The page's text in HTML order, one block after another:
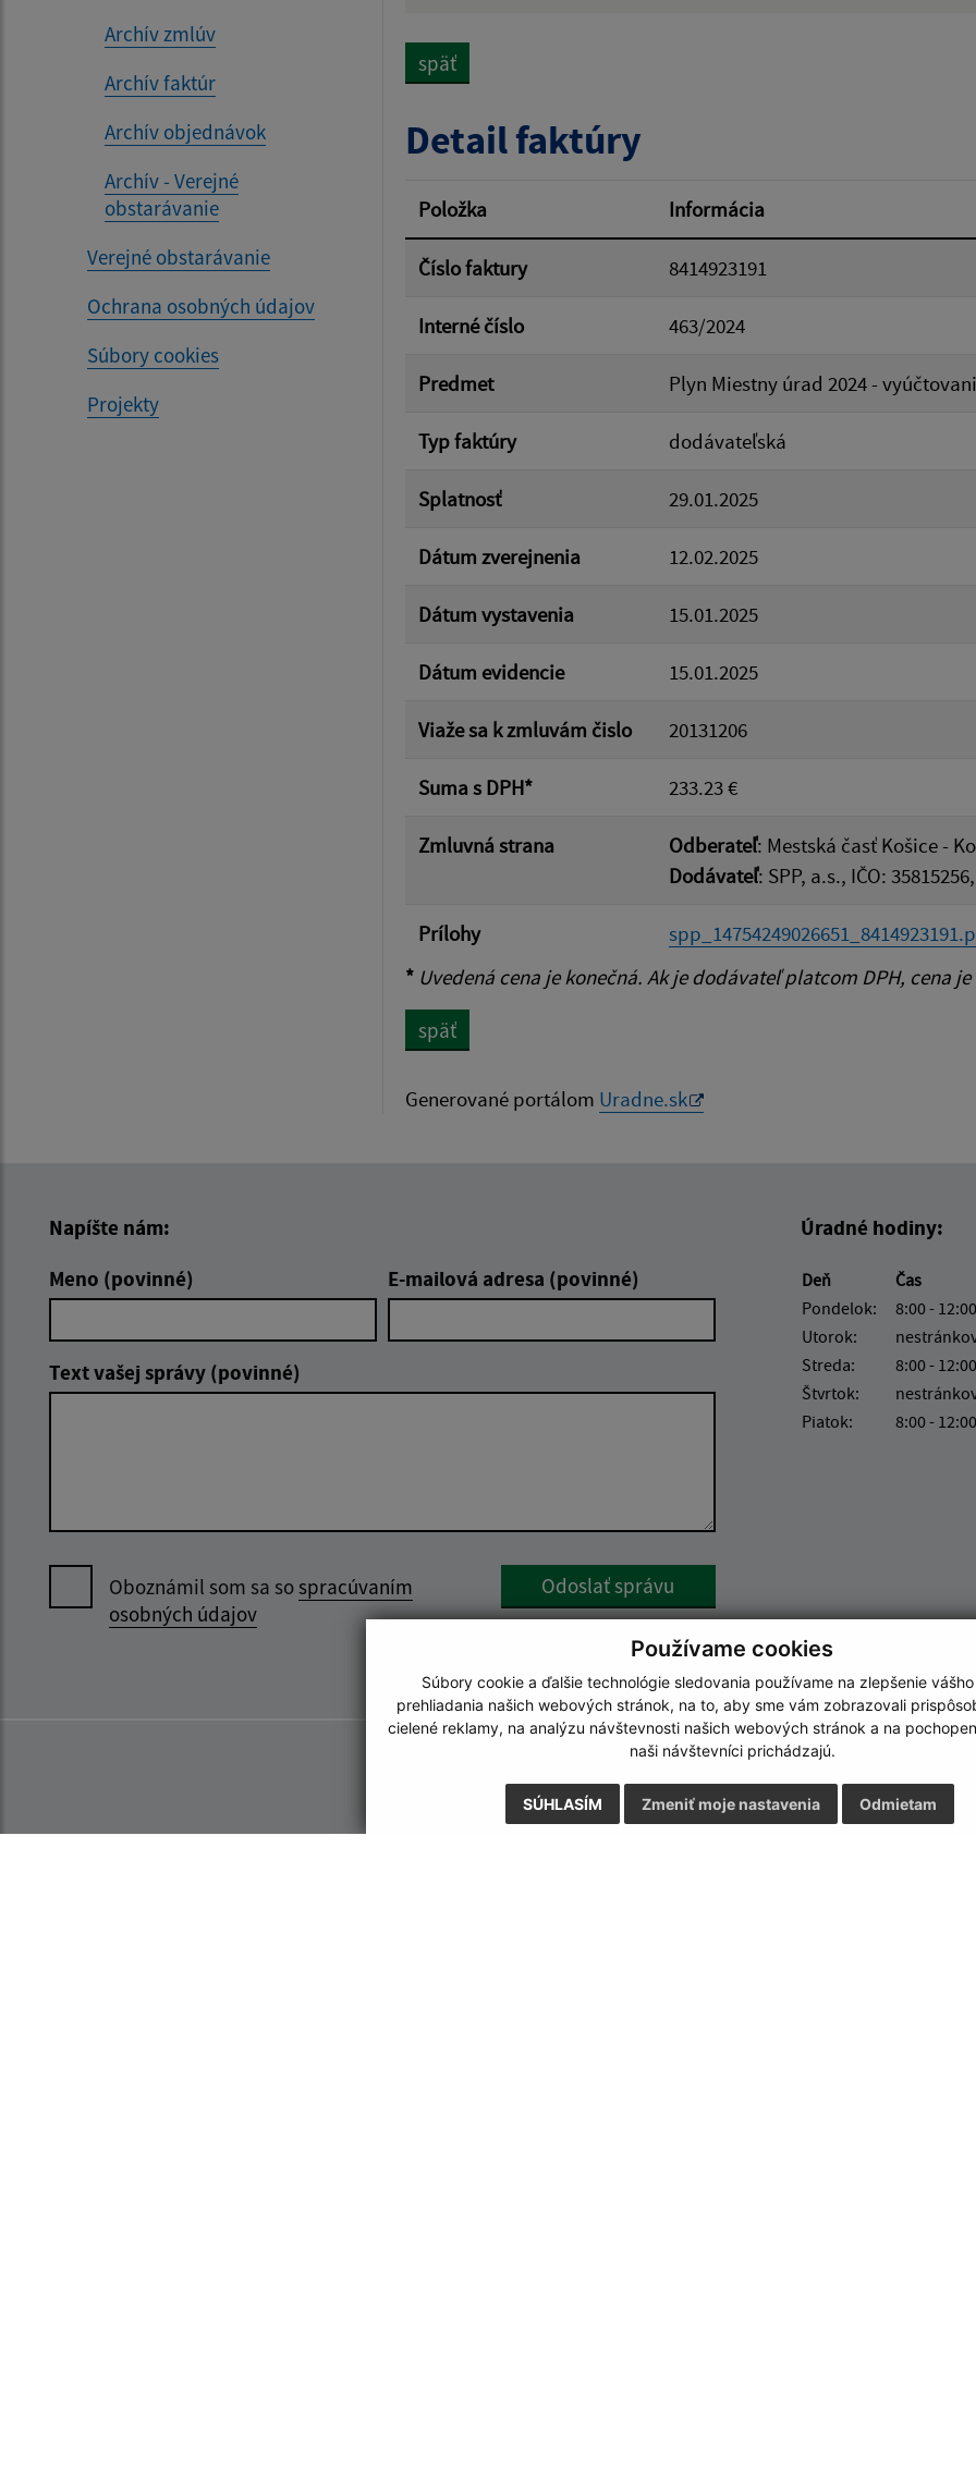
Používame cookies
Súbory cookie a ďalšie technológie sledovania používame na zlepšenie
prehliadania našich webových stránok, na to, aby sme vám zobrazovali
cielené reklamy, na analýzu návštevnosti našich webových stránok a na
naši návštevníci prichádzajú.
SÚHLASÍM Odmietam
Zmeniť moje nastavenia
Archív zmlúv
Archív faktúr
Archív objednávok
Archív - Verejné
obstarávanie
Verejné obstarávanie
Ochrana osobných údajov
Súbory cookies
Projekty
Suma od:
Filtrovať
späť
Detail faktúry
Položka Informácia
Číslo faktury 8414923191
Interné číslo 463/2024
Predmet Plyn Miestny úrad 2024 -
Typ faktúry dodávateľská
Splatnosť 29.01.2025
Dátum zverejnenia 12.02.2025
Dátum vystavenia 15.01.2025
Dátum evidencie 15.01.2025
Viaže sa k zmluvám čislo 20131206
Suma s DPH* 233.23 €
Zmluvná strana Odberateľ: Mestská časť Košice -
Dodávateľ: SPP, a.s., IČO: 35815256,
Prílohy
* Uvedená cena je konečná. Ak je dodávateľ platcom DPH, cena
späť
Generované portálom Uradne.sk
Napíšte nám:
Meno (povinné)
E-mailová adresa (povinné)
Text vašej správy (povinné)
Oboznámil som sa sospracúvaním
osobných údajov
Odoslať správu
Úradné hodiny:
Deň
Čas
Pondelok:
8:00 -
Utorok:
Streda:
8:00 -
Štvrtok:
Piatok:
8:00 - 12:00